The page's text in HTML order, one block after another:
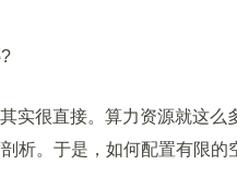
很直接。算力资源就这么
析。于是，如何配置有限的